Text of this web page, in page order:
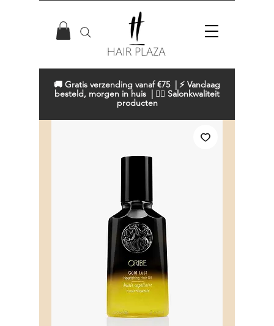
🚚 Gratis verzending vanaf €75 | ⚡ Vandaag
besteld, morgen in huis | 💇‍♀️ Salonkwaliteit
producten